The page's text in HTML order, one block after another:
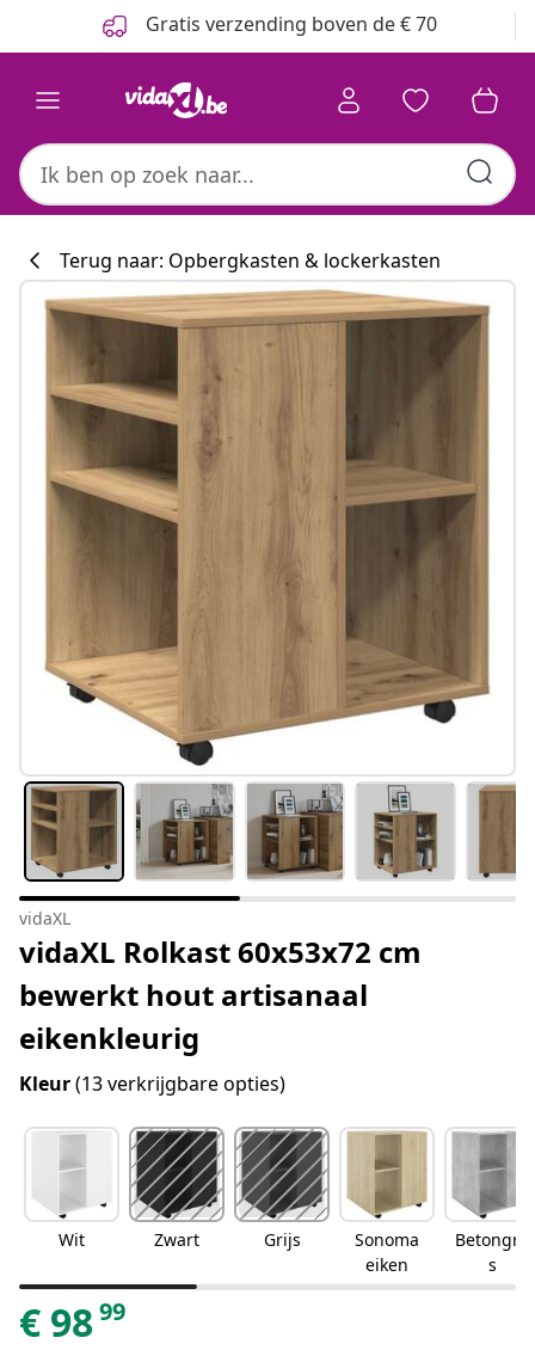
Gratis verzending boven de € 70
Terug naar: Opbergkasten & lockerkasten
vidaXL
vidaXL Rolkast 60x53x72 cm
bewerkt hout artisanaal
eikenkleurig
Kleur(13 verkrijgbare opties)
Wit Zwart Grijs
Sonoma
eiken
Betongrij
s
€ 9899